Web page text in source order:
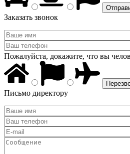
Заказать звонок
Пожалуйста, докажите, что вы
Письмо директору